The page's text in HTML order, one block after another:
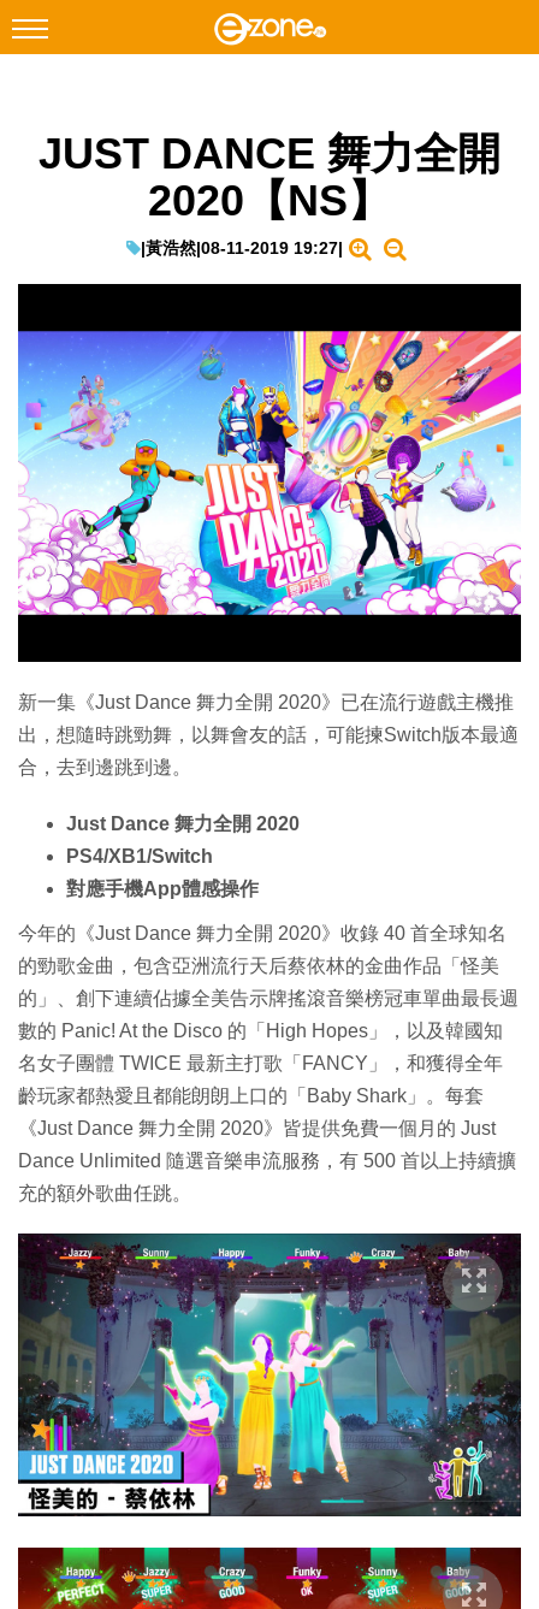
Facebook Instagram
遊戲動漫
教學評測
EduTech
IT Times
生成式AI與雲端應用
Enterprise Digital Transformation
特集
JUST DANCE 舞力全開
2020【NS】
|黃浩然|08-11-2019 19:27|
新一集《Just Dance 舞力全開 2020》已在流行遊戲主機推
出，想隨時跳勁舞，以舞會友的話，可能揀Switch版本最適
合，去到邊跳到邊。
Just Dance 舞力全開 2020
PS4/XB1/Switch
對應手機App體感操作
今年的《Just Dance 舞力全開 2020》收錄 40 首全球知名
的勁歌金曲，包含亞洲流行天后蔡依林的金曲作品「怪美
的」、創下連續佔據全美告示牌搖滾音樂榜冠車單曲最長週
數的 Panic! At the Disco 的「High Hopes」，以及韓國知
名女子團體 TWICE 最新主打歌「FANCY」，和獲得全年
齡玩家都熱愛且都能朗朗上口的「Baby Shark」。每套
《Just Dance 舞力全開 2020》皆提供免費一個月的 Just
Dance Unlimited 隨選音樂串流服務，有 500 首以上持續擴
充的額外歌曲任跳。